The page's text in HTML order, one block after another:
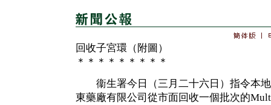
回收子宮環（附圖）
＊＊＊＊＊＊＊＊＊
衞生署今日（三月二十六日）指令本地
東藥廠有限公司從市面回收一個批次的